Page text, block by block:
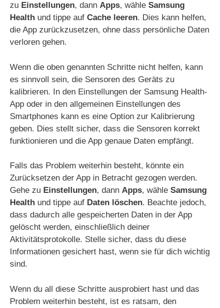
zu Einstellungen, dann Apps, wähle Samsung
Health und tippe auf Cache leeren. Dies kann helfen,
die App zurückzusetzen, ohne dass persönliche Daten
verloren gehen.
Wenn die oben genannten Schritte nicht helfen, kann
es sinnvoll sein, die Sensoren des Geräts zu
kalibrieren. In den Einstellungen der Samsung Health-
App oder in den allgemeinen Einstellungen des
Smartphones kann es eine Option zur Kalibrierung
geben. Dies stellt sicher, dass die Sensoren korrekt
funktionieren und die App genaue Daten empfängt.
Falls das Problem weiterhin besteht, könnte ein
Zurücksetzen der App in Betracht gezogen werden.
Gehe zu Einstellungen, dann Apps, wähle Samsung
Health und tippe auf Daten löschen. Beachte jedoch,
dass dadurch alle gespeicherten Daten in der App
gelöscht werden, einschließlich deiner
Aktivitätsprotokolle. Stelle sicher, dass du diese
Informationen gesichert hast, wenn sie für dich wichtig
sind.
Wenn du all diese Schritte ausprobiert hast und das
Problem weiterhin besteht, ist es ratsam, den